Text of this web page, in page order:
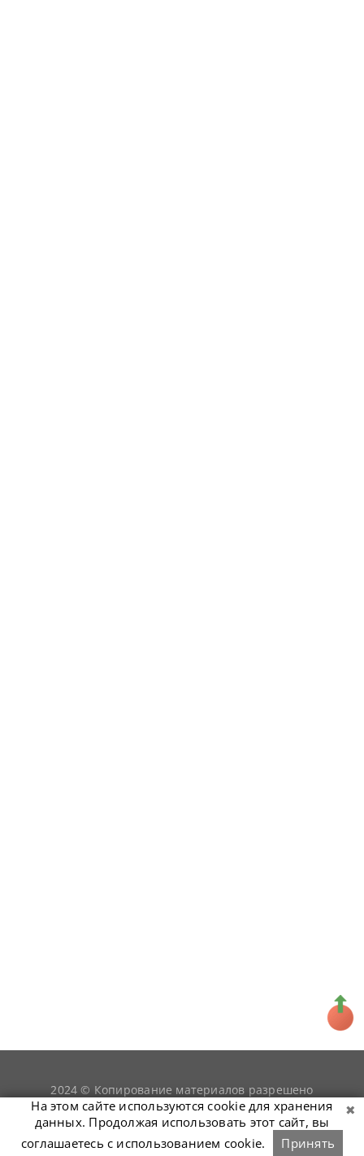
2024 © Копирование материалов разрешено
только при условии гиперссылки наsnookerist.ru
На этом сайте используются cookie для хранения
данных. Продолжая использовать этот сайт, вы
соглашаетесь с использованием cookie.
Принять